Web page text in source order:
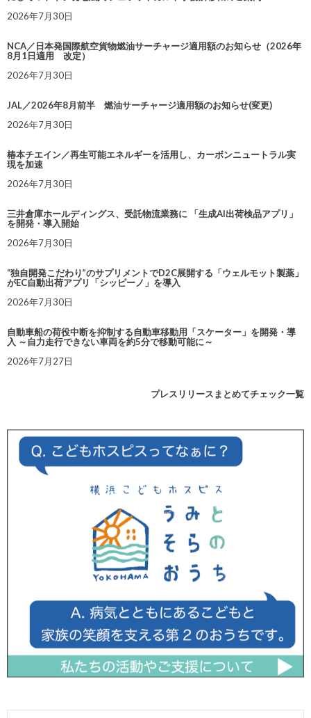
2026年7月30日
NCA／日本発国際航空貨物燃油サーチャージ適用額のお知らせ（2026年
8月1日適用 改定）
2026年7月30日
JAL／2026年8月前半 燃油サーチャージ適用額のお知らせ(変更)
2026年7月30日
椿本チエイン／再生可能エネルギーを活用し、カーボンニュートラル実
現を加速
2026年7月30日
三井倉庫ホールディングス、受託物流業務に 「生成AI出荷検品アプリ」
を開発・導入開始
2026年7月30日
“独自開発こだわり”のサプリメントでD2C展開する「ウェルモット製薬」
がEC自動出荷アプリ「シッピーノ」を導入
2026年7月30日
自動車船の荷役中断を抑制する自動車移動用「スケーター」を開発・導
入 ～自力走行できない車両を約5分で移動可能に～
2026年7月27日
プレスリリースまとめてチェック一覧